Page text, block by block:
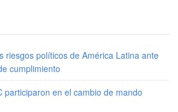
riesgos políticos de América Latina ante
cumplimiento
participaron en el cambio de mando